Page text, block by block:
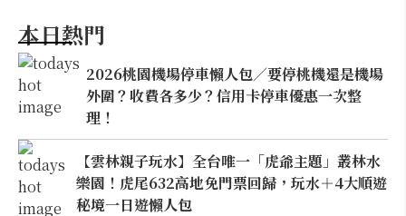
本日熱門
2026桃園機場停車懶人包／要停桃機還是機場
外圍？收費各多少？信用卡停車優惠一次整
理！
【雲林親子玩水】全台唯一「虎爺主題」叢林水
樂園！虎尾632高地免門票回歸，玩水＋4大順遊
秘境一日遊懶人包